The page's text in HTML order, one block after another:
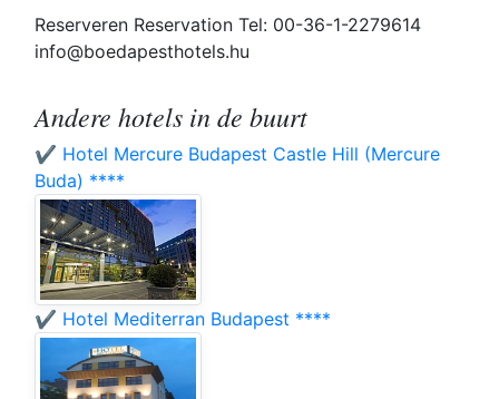
Reserveren Reservation Tel: 00-36-1-2279614
info@boedapesthotels.hu
Andere hotels in de buurt
✔️ Hotel Mercure Budapest Castle Hill (Mercure
Buda) ****
✔️ Hotel Mediterran Budapest ****